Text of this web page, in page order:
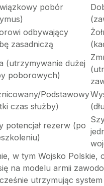
pobór
odbywający
zasadniczą
(utrzymywanie dużej
poborowych)
Podstawowy
czas służby)
potencjał rezerw (po
w tym Wojsko Polskie,
na modelu armii
utrzymując system